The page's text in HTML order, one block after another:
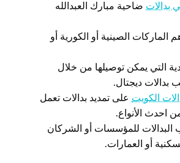
بدالات ضاحية مبارك العبدالله
الماركات الصينية أو الكورية أو
التي يمكن توصيلها من خلال
بدالات ديجتال.
الكويت على تمديد بدالات تعمل
البدالات للمؤسسات أو الشركان
أو العمارات.